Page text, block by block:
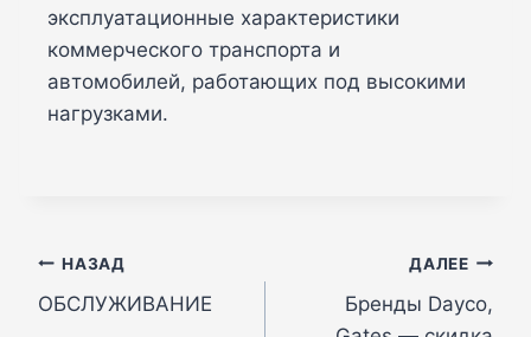
эксплуатационные характеристики
коммерческого транспорта и
автомобилей, работающих под высокими
нагрузками.
Навигация
по
НАЗАД
ОБСЛУЖИВАНИЕ
ДАЛЕЕ
Бренды Dayco,